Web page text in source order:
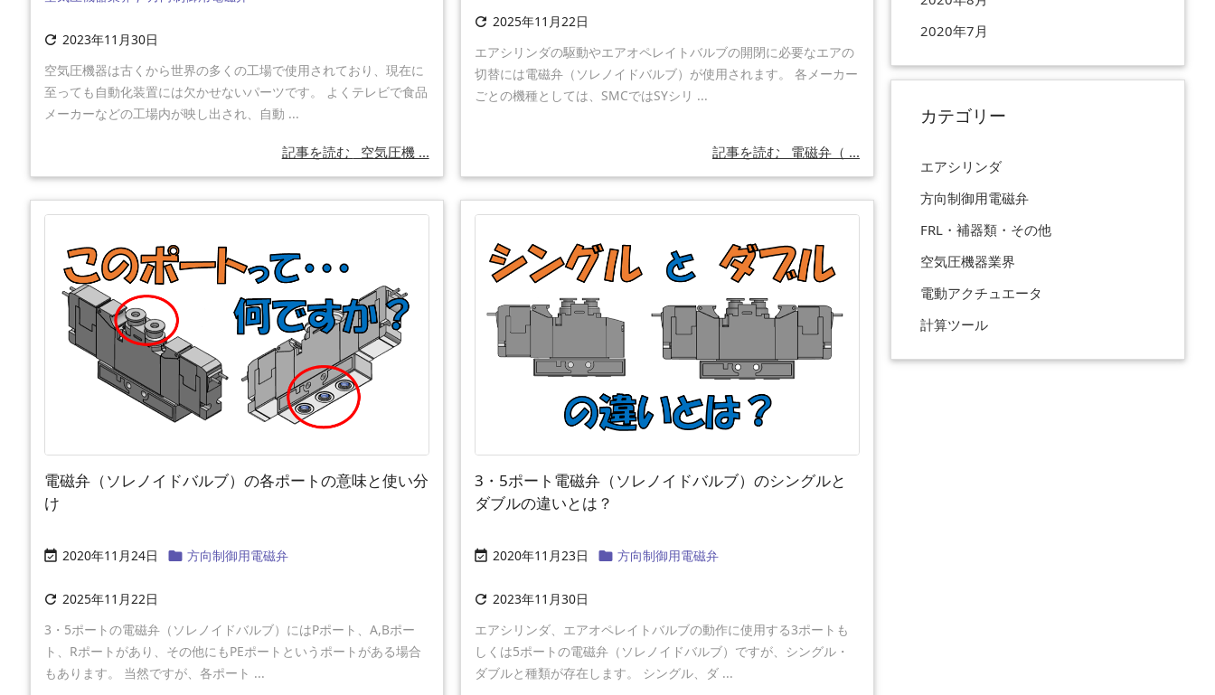
 2023年11月30日
空気圧機器は古くから世界の多くの工場で使用されており、現在に
至っても自動化装置には欠かせないパーツです。 よくテレビで食品
メーカーなどの工場内が映し出され、自動 ...
記事を読む 空気圧機 ...
 2025年11月22日
エアシリンダの駆動やエアオペレイトバルブの開閉に必要なエアの
切替には電磁弁（ソレノイドバルブ）が使用されます。 各メーカー
ごとの機種としては、SMCではSYシリ ...
記事を読む 電磁弁（ ...
電磁弁（ソレノイドバルブ）の各ポートの意味と使い分
け
 2020年11月24日  方向制御用電磁弁
 2025年11月22日
3・5ポートの電磁弁（ソレノイドバルブ）にはPポート、A,Bポー
ト、Rポートがあり、その他にもPEポートというポートがある場合
もあります。 当然ですが、各ポート ...
3・5ポート電磁弁（ソレノイドバルブ）のシングルと
ダブルの違いとは？
 2020年11月23日  方向制御用電磁弁
 2023年11月30日
エアシリンダ、エアオペレイトバルブの動作に使用する3ポートも
しくは5ポートの電磁弁（ソレノイドバルブ）ですが、シングル・
ダブルと種類が存在します。 シングル、ダ ...
2020年7月
カテゴリー
エアシリンダ
方向制御用電磁弁
FRL・補器類・その他
空気圧機器業界
電動アクチュエータ
計算ツール